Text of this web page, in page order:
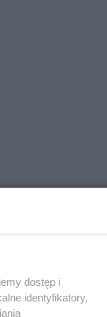
dostęp i
identyfikatory,